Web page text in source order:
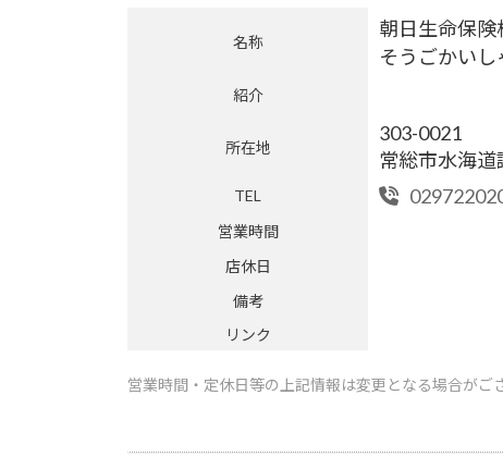
名称
朝日生命保
そうごかいし
紹介
所在地
303-0021
常総市水海道
TEL
営業時間
店休日
備考
リンク
営業時間・定休日等の上記情報は変更となる場合がご